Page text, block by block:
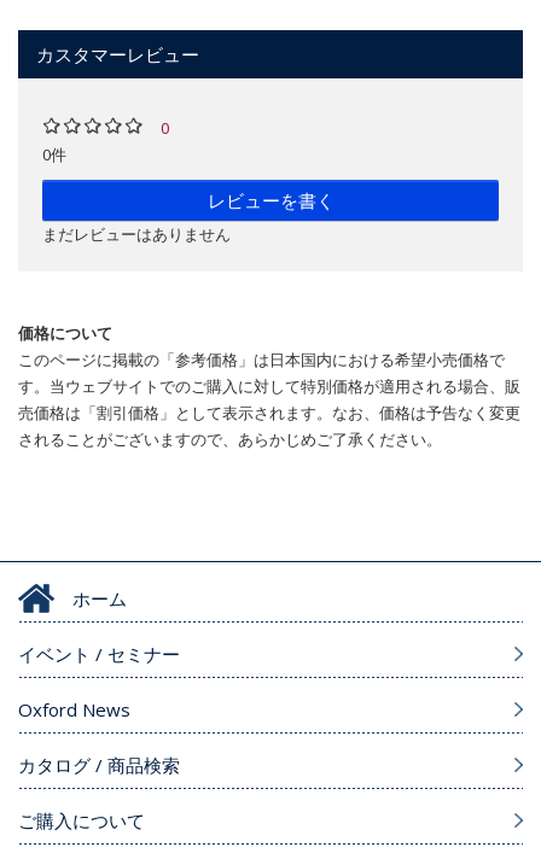
カスタマーレビュー
0
0件
レビューを書く
まだレビューはありません
価格について
このページに掲載の「参考価格」は日本国内における希望小売価格で
す。当ウェブサイトでのご購入に対して特別価格が適用される場合、販
売価格は「割引価格」として表示されます。なお、価格は予告なく変更
されることがございますので、あらかじめご了承ください。
ホーム
イベント / セミナー
Oxford News
カタログ / 商品検索
ご購入について